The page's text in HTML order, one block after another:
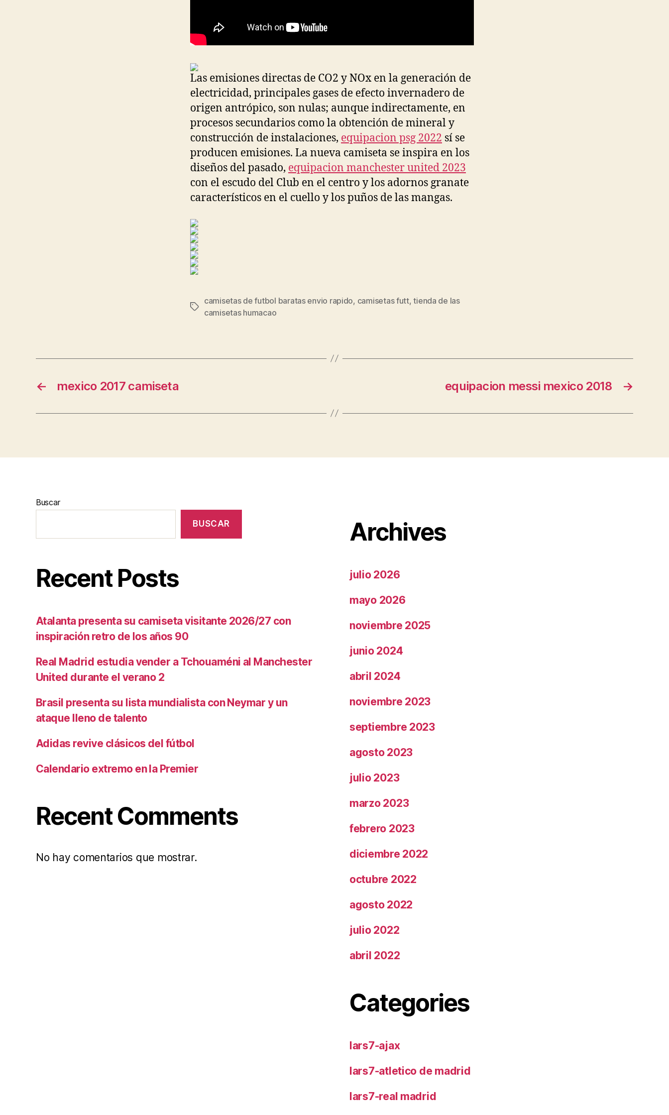
Las emisiones directas de CO2 y NOx en la generación de
electricidad, principales gases de efecto invernadero de
origen antrópico, son nulas; aunque indirectamente, en
procesos secundarios como la obtención de mineral y
construcción de instalaciones, equipacion psg 2022 sí se
producen emisiones. La nueva camiseta se inspira en los
diseños del pasado, equipacion manchester united 2023
con el escudo del Club en el centro y los adornos granate
característicos en el cuello y los puños de las mangas.
Etiquetas
camisetas de futbol baratas envio rapido, camisetas futt,tienda de las
camisetas humacao
← mexico 2017 camiseta →
equipacion messi mexico 2018
Buscar
BUSCAR
Recent Posts
Atalanta presenta su camiseta visitante 2026/27 con
inspiración retro de los años 90
Real Madrid estudia vender a Tchouaméni al Manchester
United durante el verano 2
Brasil presenta su lista mundialista con Neymar y un
ataque lleno de talento
Adidas revive clásicos del fútbol
Calendario extremo en la Premier
Recent Comments
No hay comentarios que mostrar.
Archives
julio 2026
mayo 2026
noviembre 2025
junio 2024
abril 2024
noviembre 2023
septiembre 2023
agosto 2023
julio 2023
marzo 2023
febrero 2023
diciembre 2022
octubre 2022
agosto 2022
julio 2022
abril 2022
Categories
lars7-ajax
lars7-atletico de madrid
lars7-real madrid